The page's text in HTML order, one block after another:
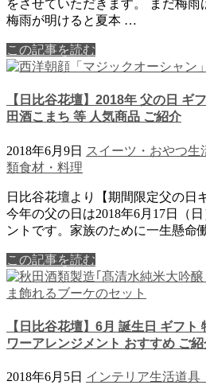
をさせていただきます。 まだ梅雨
梅雨が明けると夏本 …
この記事を読む
【日比谷花壇】2018年 父の日 ギ
田酒こまち 等 人気商品 ご紹介
2018年6月9日 スイーツ・おやつ生
類食材・料理
日比谷花壇より【期間限定父の日
今年の父の日は2018年6月17日（
ントです。家族のために一生懸命
この記事を読む
【日比谷花壇】6月 誕生日 ギフト
ワーアレンジメント おすすめ ご紹
2018年6月5日 インテリア生活道具